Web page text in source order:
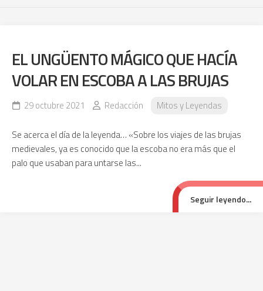
EL UNGÜENTO MÁGICO QUE HACÍA
VOLAR EN ESCOBA A LAS BRUJAS
29 octubre 2021 Redacción Mitos y Leyendas
Se acerca el día de la leyenda… «Sobre los viajes de las brujas
medievales, ya es conocido que la escoba no era más que el
palo que usaban para untarse las...
Seguir leyendo...